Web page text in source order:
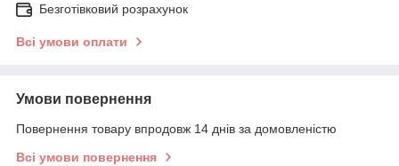
Безготівковий розрахунок
Всі умови оплати
Умови повернення
Повернення товару впродовж 14 днів за домовленістю
Всі умови повернення